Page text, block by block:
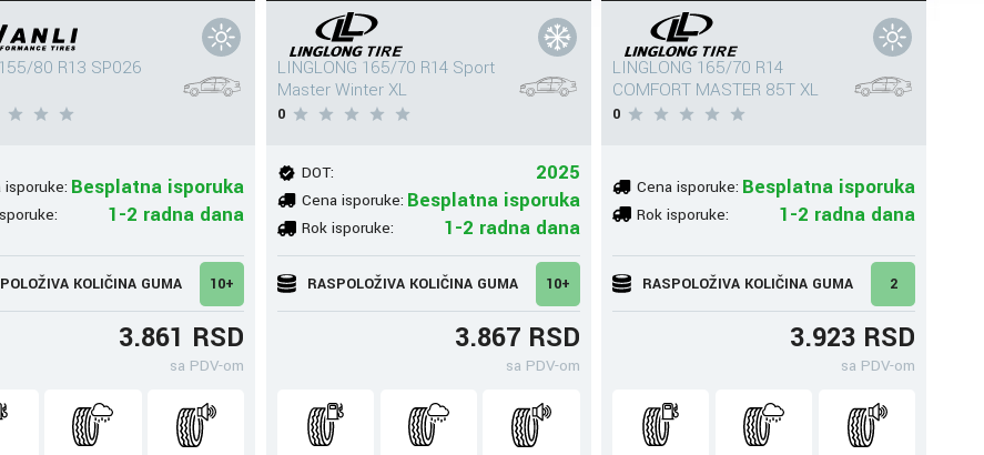
80 R13 SP026
isporuke: Besplatna isporuka
1-2 radna dana
KOLIČINA GUMA 10+
3.861 RSD
sa PDV-om
LINGLONG 165/70 R14 Sport
Master Winter XL
0
DOT: 2025
Cena isporuke: Besplatna isporuka
Rok isporuke: 1-2 radna dana
RASPOLOŽIVA KOLIČINA GUMA 10+
3.867 RSD
sa PDV-om
LINGLONG 165/70 R14
COMFORT MASTER 85T XL
0
Cena isporuke: Besplatna isporuka
Rok isporuke: 1-2 radna dana
RASPOLOŽIVA KOLIČINA GUMA 2
3.923 RSD
sa PDV-om